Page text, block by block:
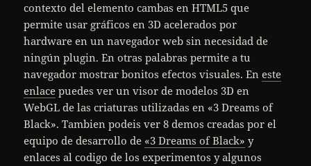
contexto del elemento cambas en HTML5 que
permite usar gráficos en 3D acelerados por
hardware en un navegador web sin necesidad de
ningún plugin. En otras palabras permite a tu
navegador mostrar bonitos efectos visuales. Eneste
enlace puedes ver un visor de modelos 3D en
WebGL de las criaturas utilizadas en «3 Dreams of
Black». Tambien podeis ver 8 demos creadas por el
equipo de desarrollo de «3 Dreams of Black» y
enlaces al codigo de los experimentos y algunos